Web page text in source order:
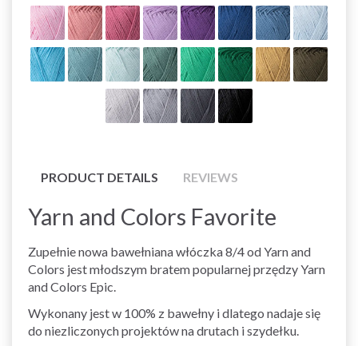
PRODUCT DETAILS REVIEWS
Yarn and Colors Favorite
Zupełnie nowa bawełniana włóczka 8/4 od Yarn and
Colors jest młodszym bratem popularnej przędzy Yarn
and Colors Epic.
Wykonany jest w 100% z bawełny i dlatego nadaje się
do niezliczonych projektów na drutach i szydełku.